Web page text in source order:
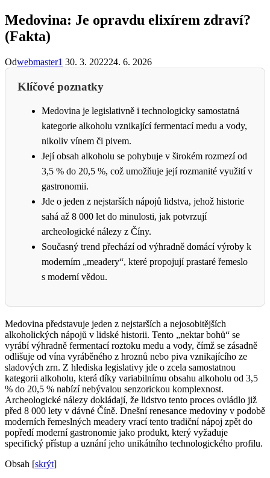
Medovina: Je opravdu elixírem zdraví?
(Fakta)
Odwebmaster1 30. 3. 202224. 6. 2026
Klíčové poznatky
Medovina je legislativně i technologicky samostatná
kategorie alkoholu vznikající fermentací medu a vody,
nikoliv vínem či pivem.
Její obsah alkoholu se pohybuje v širokém rozmezí od
3,5 % do 20,5 %, což umožňuje její rozmanité využití v
gastronomii.
Jde o jeden z nejstarších nápojů lidstva, jehož historie
sahá až 8 000 let do minulosti, jak potvrzují
archeologické nálezy z Číny.
Současný trend přechází od výhradně domácí výroby k
moderním „meadery“, které propojují prastaré řemeslo
s moderní vědou.
Medovina představuje jeden z nejstarších a nejosobitějších
alkoholických nápojů v lidské historii. Tento „nektar bohů“ se
vyrábí výhradně fermentací roztoku medu a vody, čímž se zásadně
odlišuje od vína vyráběného z hroznů nebo piva vznikajícího ze
sladových zrn. Z hlediska legislativy jde o zcela samostatnou
kategorii alkoholu, která díky variabilnímu obsahu alkoholu od 3,5
% do 20,5 % nabízí nebývalou senzorickou komplexnost.
Archeologické nálezy dokládají, že lidstvo tento proces ovládlo již
před 8 000 lety v dávné Číně. Dnešní renesance medoviny v podobě
moderních řemeslných meadery vrací tento tradiční nápoj zpět do
popředí moderní gastronomie jako produkt, který vyžaduje
specifický přístup a uznání jeho unikátního technologického profilu.
Obsah [skrýt]